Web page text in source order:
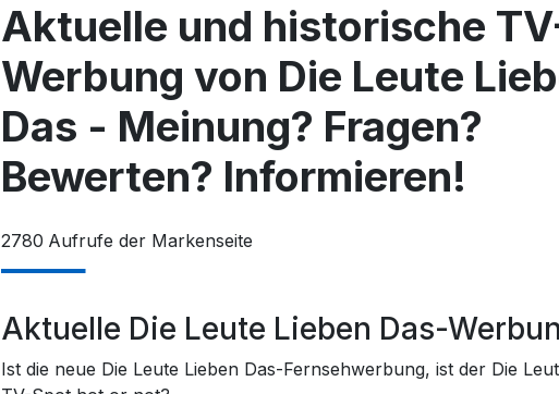
Aktuelle und historische
Werbung von Die Leute
Das - Meinung? Fragen?
Bewerten? Informieren!
2780 Aufrufe der Markenseite
Aktuelle Die Leute Lieben Das-
Ist die neue Die Leute Lieben Das-Fernsehwerbung, ist der Die